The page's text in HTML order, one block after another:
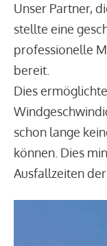
Unser Partner,
stellte eine
professionelle
bereit.
Dies
schon lange
können. Dies
Ausfallzeiten der